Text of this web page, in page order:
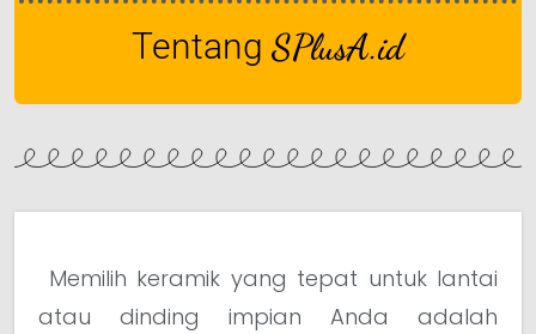
Tentang SPlusA.id
Memilih keramik yang tepat untuk lantai
atau dinding impian Anda adalah